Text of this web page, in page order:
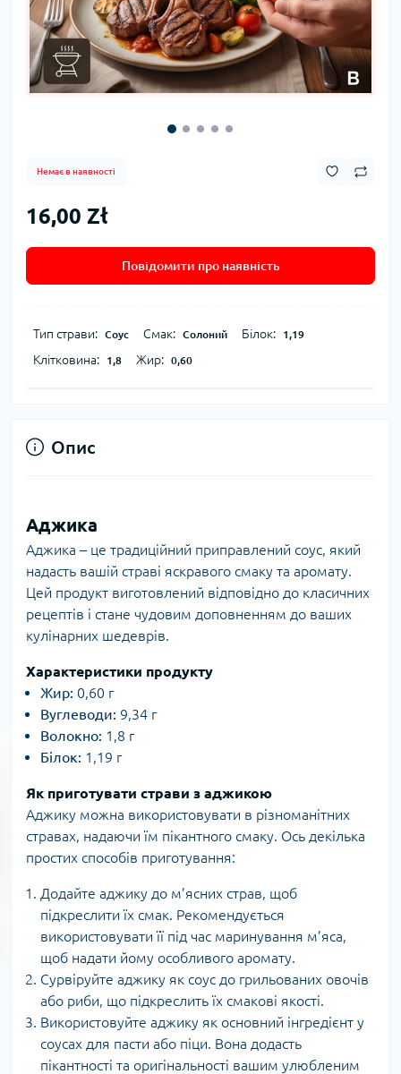
Немає в наявності
16,00 Zł
Повідомити про наявність
Тип страви: Соус Смак: Солоний Білок: 1,19
Клітковина: 1,8 Жир: 0,60
Опис
Аджика
Аджика – це традиційний приправлений соус, який
надасть вашій страві яскравого смаку та аромату.
Цей продукт виготовлений відповідно до класичних
рецептів і стане чудовим доповненням до ваших
кулінарних шедеврів.
Характеристики продукту
Жир: 0,60 г
Вуглеводи: 9,34 г
Волокно: 1,8 г
Білок: 1,19 г
Як приготувати страви з аджикою
Аджику можна використовувати в різноманітних
стравах, надаючи їм пікантного смаку. Ось декілька
простих способів приготування:
Додайте аджику до м’ясних страв, щоб
підкреслити їх смак. Рекомендується
використовувати її під час маринування м’яса,
щоб надати йому особливого аромату.
Сурвіруйте аджику як соус до грильованих овочів
або риби, що підкреслить їх смакові якості.
Використовуйте аджику як основний інгредієнт у
соусах для пасти або піци. Вона додасть
пікантності та оригінальності вашим улюбленим